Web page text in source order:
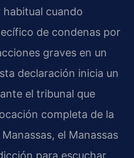
cuando
de condenas por
graves en un
declaración inicia un
el tribunal que
completa de la
el Manassas
para escuchar